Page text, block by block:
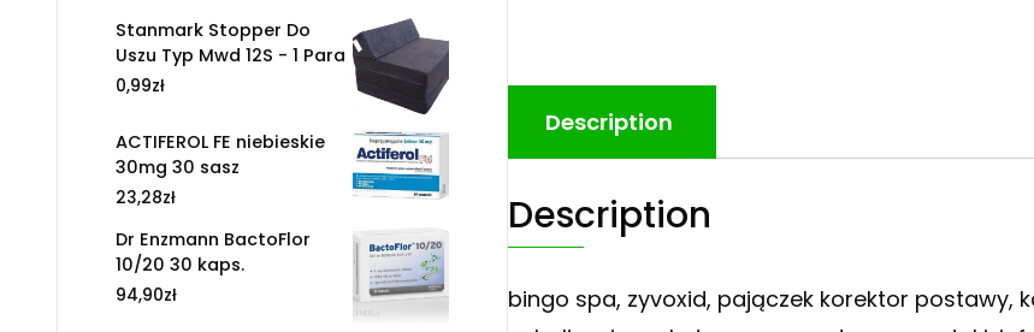
Description
Description
bingo spa, zyvoxid, pajączek korektor postawy,
Stanmark Stopper Do
Uszu Typ Mwd 12S - 1 Para
0,99zł
ACTIFEROL FE niebieskie
30mg 30 sasz
23,28zł
Dr Enzmann BactoFlor
10/20 30 kaps.
94,90zł